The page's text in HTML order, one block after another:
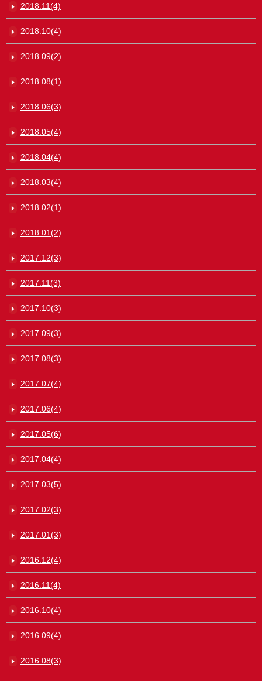
2018.11(4)
2018.10(4)
2018.09(2)
2018.08(1)
2018.06(3)
2018.05(4)
2018.04(4)
2018.03(4)
2018.02(1)
2018.01(2)
2017.12(3)
2017.11(3)
2017.10(3)
2017.09(3)
2017.08(3)
2017.07(4)
2017.06(4)
2017.05(6)
2017.04(4)
2017.03(5)
2017.02(3)
2017.01(3)
2016.12(4)
2016.11(4)
2016.10(4)
2016.09(4)
2016.08(3)